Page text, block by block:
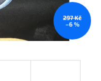
297 Kč
–6 %